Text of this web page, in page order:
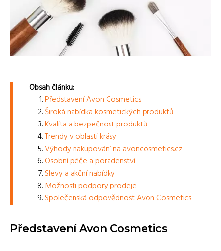
Obsah článku:
Představení Avon Cosmetics
Široká nabídka kosmetických produktů
Kvalita a bezpečnost produktů
Trendy v oblasti krásy
Výhody nakupování na avoncosmetics.cz
Osobní péče a poradenství
Slevy a akční nabídky
Možnosti podpory prodeje
Společenská odpovědnost Avon Cosmetics
Představení Avon Cosmetics